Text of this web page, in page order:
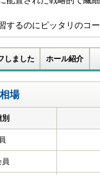
るのにピッタリのコー
しました ホール紹介
場